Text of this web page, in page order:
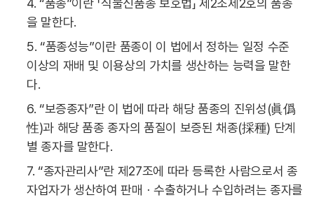
4. “품종”이란 「식물신품종 보호법」 제2조제2호의 품종
을 말한다.
5. “품종성능”이란 품종이 이 법에서 정하는 일정 수준
이상의 재배 및 이용상의 가치를 생산하는 능력을 말한
다.
6. “보증종자”란 이 법에 따라 해당 품종의 진위성(眞僞
性)과 해당 품종 종자의 품질이 보증된 채종(採種) 단계
별 종자를 말한다.
7. “종자관리사”란 제27조에 따라 등록한 사람으로서 종
자업자가 생산하여 판매ㆍ수출하거나 수입하려는 종자를